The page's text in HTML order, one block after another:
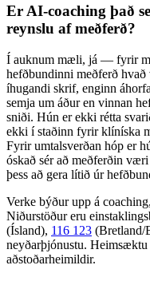
Er AI-coaching það
reynslu af meðferð?
Í auknum mæli, já — fyrir
hefðbundinni meðferð
íhugandi skrif, enginn
semja um áður en vinnan
sniði. Hún er ekki rétta
ekki í staðinn fyrir klíníska
Fyrir umtalsverðan hóp er
óskað sér að meðferðin
þess að gera lítið úr
Verke býður upp á
Niðurstöður eru
(Ísland), 116 123 (Bretland/
neyðarþjónustu. Heimsæktu
aðstoðarheimildir.